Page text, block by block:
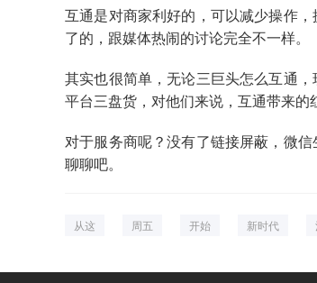
互通是对商家利好的，可以减少操作
了的，跟媒体热闹的讨论完全不一样。
其实也很简单，无论三巨头怎么互通
平台三盘货，对他们来说，互通带来的
对于服务商呢？没有了链接屏蔽，微
聊聊吧。
从这 周五 开始 新时代